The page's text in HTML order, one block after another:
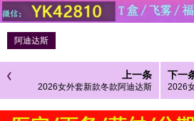
阿迪达斯
上一条
2026女外套新款冬款阿迪达斯
下一
2026